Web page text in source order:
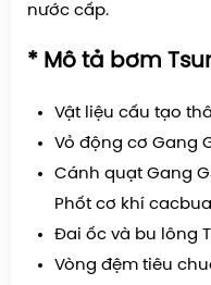
nước cấp.
* Mô tả bơm
Vật liệu cấu tạo
Vỏ động cơ Gang
Cánh quạt Gang
Phốt cơ khí
Đai ốc và bu lông
Vòng đệm tiêu